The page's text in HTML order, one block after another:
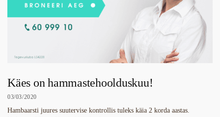
Käes on hammastehoolduskuu!
03/03/2020
Hambaarsti juures suutervise kontrollis tuleks käia 2 korda aastas.